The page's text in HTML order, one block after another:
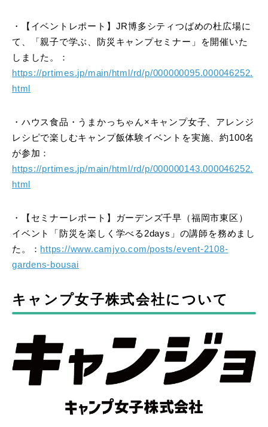
・【イベントレポート】JR博多シティつばめの杜広場に
て、「親子で学ぶ、防災キャンプセミナー」を開催いた
しました。：
https://prtimes.jp/main/html/rd/p/000000095.000046252.
html
・ハウス食品・うまかっちゃん×キャンプ女子、アレンジ
レシピで楽しむキャンプ飯体験イベントを実施、約100名
が参加：
https://prtimes.jp/main/html/rd/p/000000143.000046252.
html
・【セミナーレポート】ガーデンズ千早（福岡市東区）
イベント「防災を楽しく学べる2days」の講師を務めまし
た。： https://www.camjyo.com/posts/event-2108-
gardens-bousai
キャンプ女子株式会社について